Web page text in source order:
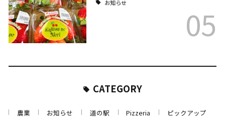
お知らせ
05
CATEGORY
農業 お知らせ 道の駅 Pizzeria ピックアップ